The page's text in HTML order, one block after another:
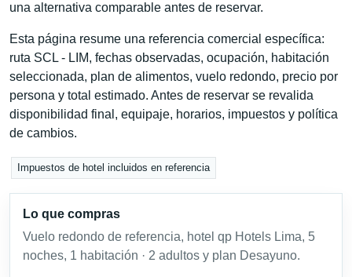
una alternativa comparable antes de reservar.
Esta página resume una referencia comercial específica:
ruta SCL - LIM, fechas observadas, ocupación, habitación
seleccionada, plan de alimentos, vuelo redondo, precio por
persona y total estimado. Antes de reservar se revalida
disponibilidad final, equipaje, horarios, impuestos y política
de cambios.
Impuestos de hotel incluidos en referencia
Lo que compras
Vuelo redondo de referencia, hotel qp Hotels Lima, 5
noches, 1 habitación · 2 adultos y plan Desayuno.